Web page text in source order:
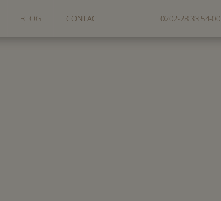
BLOG CONTACT 0202-28 33 54-00